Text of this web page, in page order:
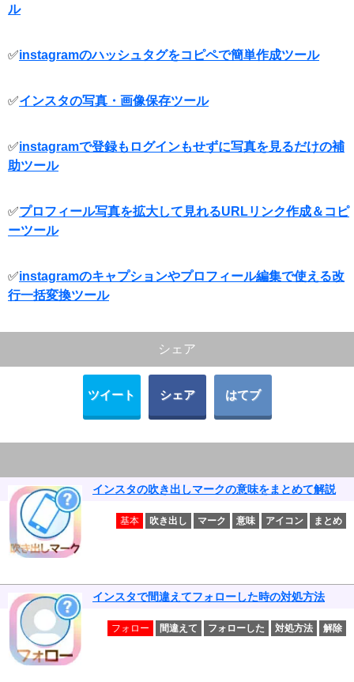
ル
✅instagramのハッシュタグをコピペで簡単作成ツール
✅インスタの写真・画像保存ツール
✅instagramで登録もログインもせずに写真を見るだけの補
助ツール
✅プロフィール写真を拡大して見れるURLリンク作成＆コピ
ーツール
✅instagramのキャプションやプロフィール編集で使える改
行一括変換ツール
シェア
ツイート シェア はてブ
インスタの吹き出しマークの意味をまとめて解説
基本 吹き出し マーク 意味 アイコン まとめ
インスタで間違えてフォローした時の対処方法
フォロー 間違えて フォローした 対処方法 解除